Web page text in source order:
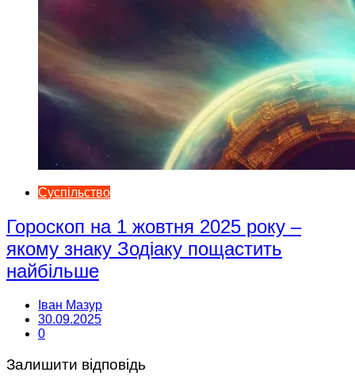
Суспільство
Гороскоп на 1 жовтня 2025 року –
якому знаку Зодіаку пощастить
найбільше
Іван Мазур
30.09.2025
0
Залишити відповідь